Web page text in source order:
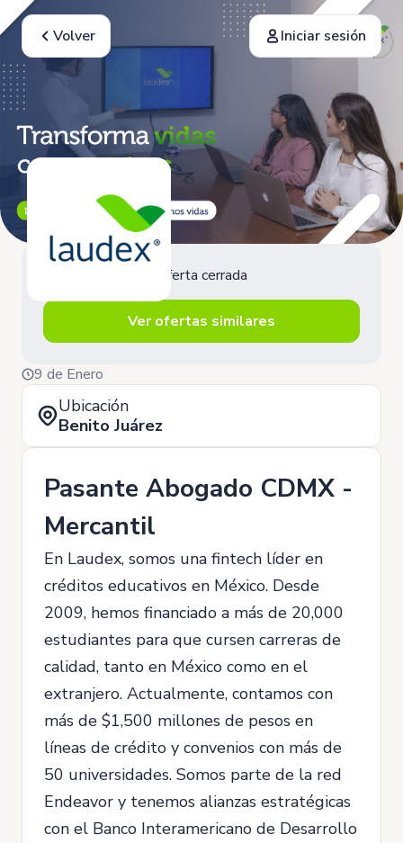
Volver Iniciar sesión
Oferta cerrada
Ver ofertas similares
9 de Enero
Ubicación
Benito Juárez
Pasante Abogado CDMX -
Mercantil
En Laudex, somos una fintech líder en
créditos educativos en México. Desde
2009, hemos financiado a más de 20,000
estudiantes para que cursen carreras de
calidad, tanto en México como en el
extranjero. Actualmente, contamos con
más de $1,500 millones de pesos en
líneas de crédito y convenios con más de
50 universidades. Somos parte de la red
Endeavor y tenemos alianzas estratégicas
con el Banco Interamericano de Desarrollo